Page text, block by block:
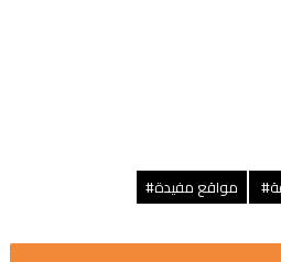
مواقع مفيدة#